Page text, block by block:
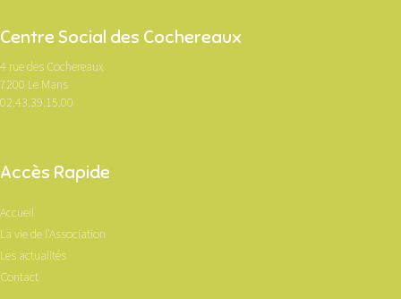
Centre Social des Cochereaux
4 rue des Cochereaux
7200 Le Mans
02.43.39.15.00
Accès Rapide
Accueil
La vie de l'Association
Les actualités
Contact